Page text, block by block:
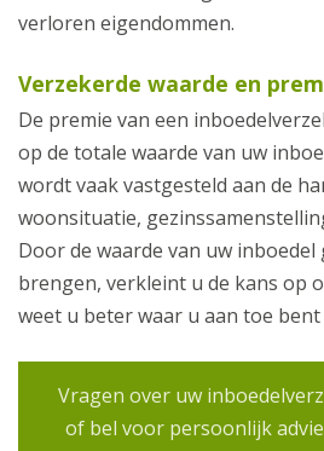
verloren eigendommen.
Verzekerde waarde en
De premie van een
op de totale waarde van uw
wordt vaak vastgesteld aan de
woonsituatie,
Door de waarde van uw
brengen, verkleint u de kans op
weet u beter waar u aan toe bent
Vragen over uw
of bel voor persoonlijk